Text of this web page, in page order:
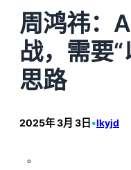
周鸿祎：
战，需要
思路
2025年 3月 3日 •lkyjd
。